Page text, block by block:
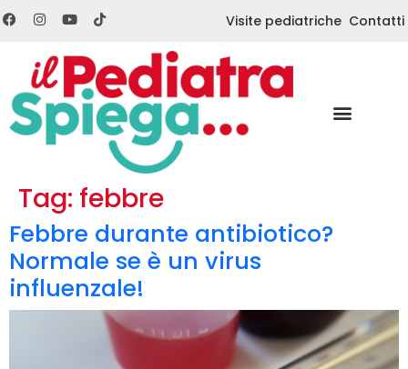
Visite pediatriche Contatti
Tag: febbre
Febbre durante antibiotico?
Normale se è un virus
influenzale!